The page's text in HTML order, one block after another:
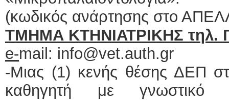
(κωδικός ανάρτησης στο
ΤΜΗΜΑ ΚΤΗΝΙΑΤΡΙΚΗΣ τηλ.
e-mail: info@vet.auth.gr
-Μιας (1) κενής θέσης ΔΕΠ
καθηγητή με γνωστικό